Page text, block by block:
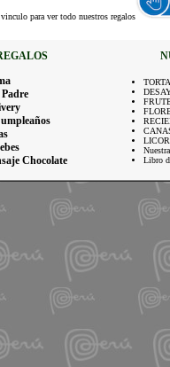
para ver todo nuestros regalos
Chocolate
Libro